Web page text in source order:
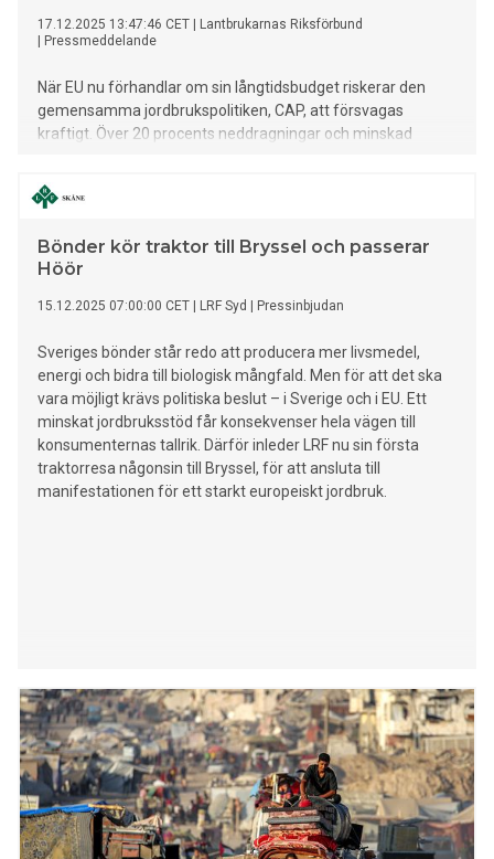
17.12.2025 13:47:46 CET
Lantbrukarnas Riksförbund
Pressmeddelande
När EU nu förhandlar om sin långtidsbudget riskerar den
gemensamma jordbrukspolitiken, CAP, att försvagas
kraftigt. Över 20 procents neddragningar och minskad
Sveriges förmåga att producera mat. Därför deltar LRF
imorgon i manifestationen i Bryssel tillsammans med
Bönder kör traktor till Bryssel och passerar
Höör
15.12.2025 07:00:00 CET LRF Syd Pressinbjudan
Sveriges bönder står redo att producera mer livsmedel,
energi och bidra till biologisk mångfald. Men för att det ska
vara möjligt krävs politiska beslut – i Sverige och i EU. Ett
minskat jordbruksstöd får konsekvenser hela vägen till
konsumenternas tallrik. Därför inleder LRF nu sin första
traktorresa någonsin till Bryssel, för att ansluta till
manifestationen för ett starkt europeiskt jordbruk.